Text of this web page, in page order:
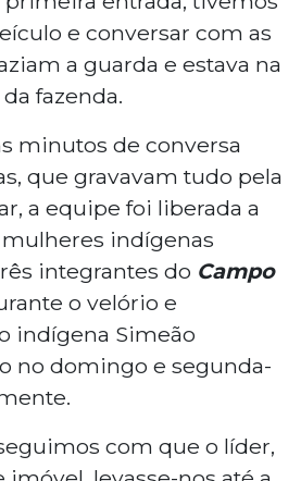
e conversar com as
a guarda e estava na
fazenda.
minutos de conversa
que gravavam tudo pela
a equipe foi liberada a
indígenas
integrantes do Campo
o velório e
indígena Simeão
no domingo e segunda-
com que o líder,